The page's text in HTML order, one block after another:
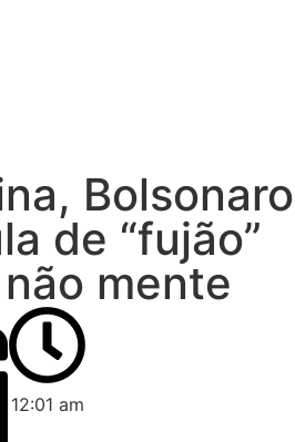
Bolsonaro
de “fujão”
mente
12:01 am